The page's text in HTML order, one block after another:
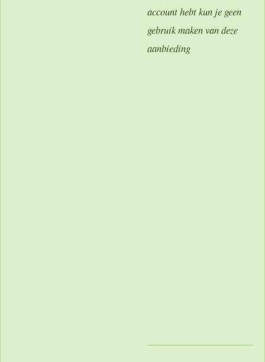
account hebt kun je geen
gebruik maken van deze
aanbieding